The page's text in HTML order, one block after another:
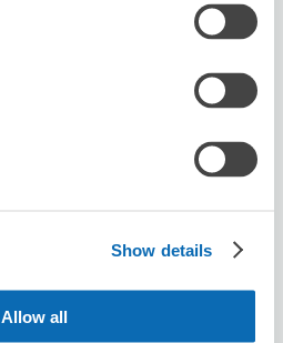
Show details
Allow all